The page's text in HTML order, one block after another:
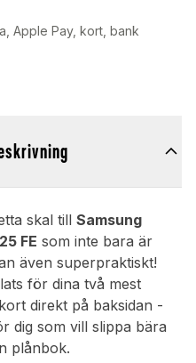
Apple Pay, kort, bank
skal till Samsung
FE som inte bara är
även superpraktiskt!
för dina två mest
direkt på baksidan -
dig som vill slippa bära
plånbok.